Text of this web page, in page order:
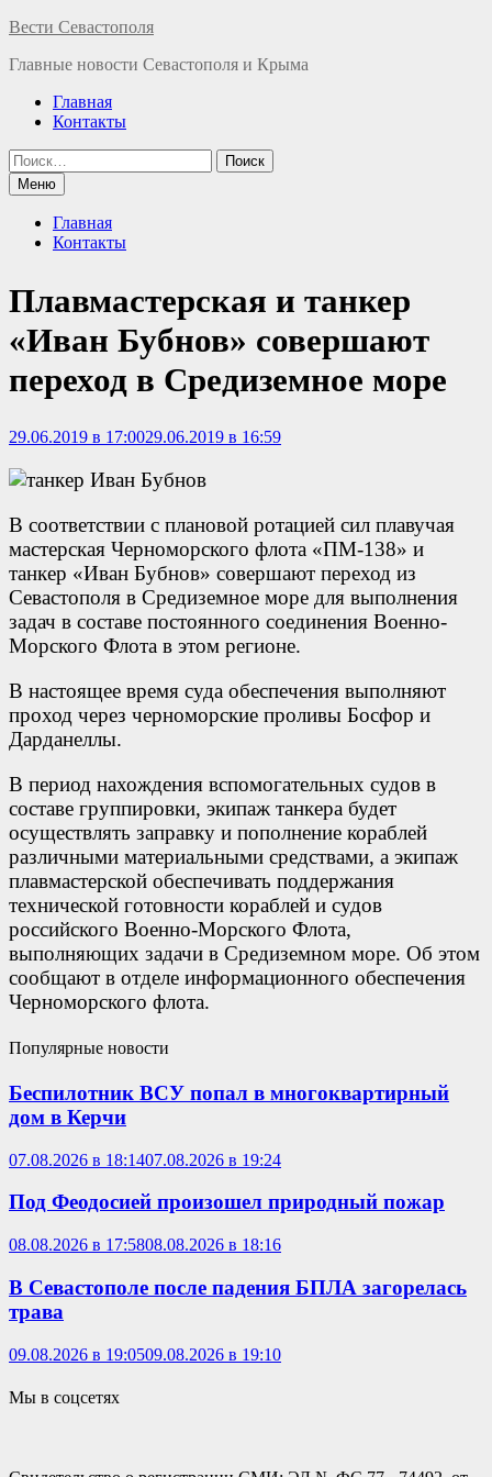
Перейти
содержимому
Вести Севастополя
Главные новости Севастополя и Крыма
Главная
Контакты
Найти:
Меню
Главная
Контакты
Плавмастерская и танкер
«Иван Бубнов» совершают
переход в Средиземное море
29.06.2019 в 17:0029.06.2019 в 16:59
В соответствии с плановой ротацией сил плавучая
мастерская Черноморского флота «ПМ-138» и
танкер «Иван Бубнов» совершают переход из
Севастополя в Средиземное море для выполнения
задач в составе постоянного соединения Военно-
Морского Флота в этом регионе.
В настоящее время суда обеспечения выполняют
проход через черноморские проливы Босфор и
Дарданеллы.
В период нахождения вспомогательных судов в
составе группировки, экипаж танкера будет
осуществлять заправку и пополнение кораблей
различными материальными средствами, а экипаж
плавмастерской обеспечивать поддержания
технической готовности кораблей и судов
российского Военно-Морского Флота,
выполняющих задачи в Средиземном море. Об этом
сообщают в отделе информационного обеспечения
Черноморского флота.
Популярные новости
Беспилотник ВСУ попал в многоквартирный
дом в Керчи
07.08.2026 в 18:1407.08.2026 в 19:24
Под Феодосией произошел природный пожар
08.08.2026 в 17:5808.08.2026 в 18:16
В Севастополе после падения БПЛА загорелась
трава
09.08.2026 в 19:0509.08.2026 в 19:10
Мы в соцсетях